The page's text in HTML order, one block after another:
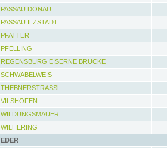
PASSAU DONAU
PASSAU ILZSTADT
PFATTER
PFELLING
REGENSBURG EISERNE BRÜCKE
SCHWABELWEIS
THEBNERSTRASSL
VILSHOFEN
WILDUNGSMAUER
WILHERING
EDER